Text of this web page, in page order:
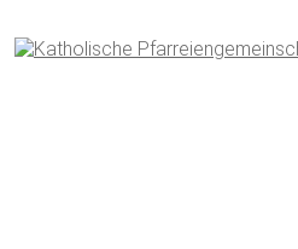
to
content